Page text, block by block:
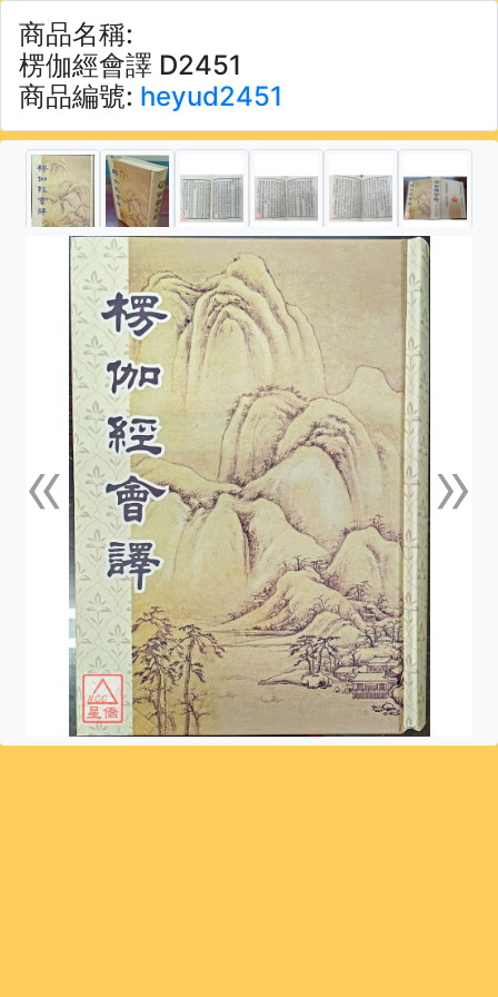
商品名稱:
楞伽經會譯 D2451
商品編號: heyud2451
«上一張 »下一